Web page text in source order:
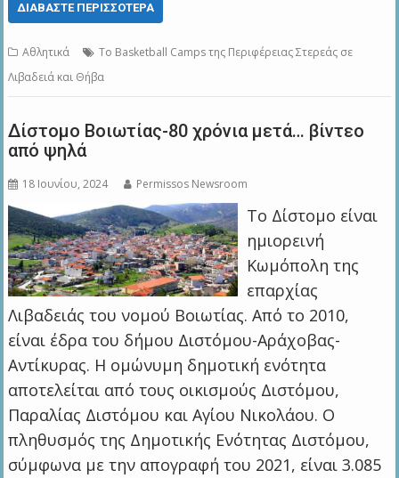
ΔΙΑΒΆΣΤΕ ΠΕΡΙΣΣΌΤΕΡΑ
Αθλητικά
Το Basketball Camps της Περιφέρειας Στερεάς σε
Λιβαδειά και Θήβα
Δίστομο Βοιωτίας-80 χρόνια μετά… βίντεο
από ψηλά
18 Ιουνίου, 2024 Permissos Newsroom
Το Δίστομο είναι
ημιορεινή
Κωμόπολη της
επαρχίας
Λιβαδειάς του νομού Βοιωτίας. Από το 2010,
είναι έδρα του δήμου Διστόμου-Αράχοβας-
Αντίκυρας. Η ομώνυμη δημοτική ενότητα
αποτελείται από τους οικισμούς Διστόμου,
Παραλίας Διστόμου και Αγίου Νικολάου. Ο
πληθυσμός της Δημοτικής Ενότητας Διστόμου,
σύμφωνα με την απογραφή του 2021, είναι 3.085